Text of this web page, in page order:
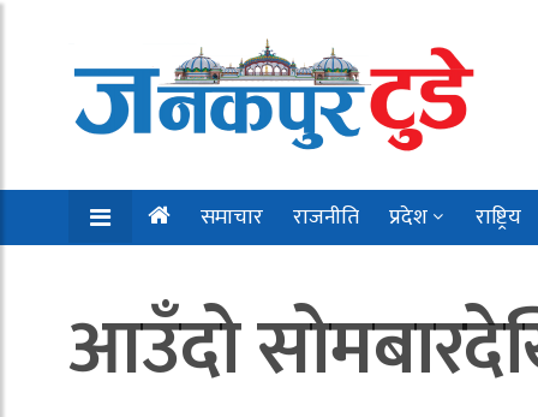
समाचार राजनीति प्रदेश राष्ट्रिय
आउँदो